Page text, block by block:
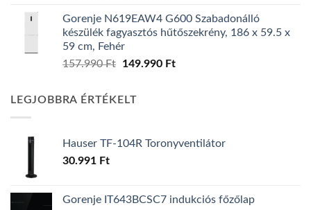
was:
139.990 Ft.
is:
119.990 Ft.
Gorenje N619EAW4 G600 Szabadonálló
készülék fagyasztós hűtőszekrény, 186 x 59.5 x
59 cm, Fehér
157.990Ft
Original
157.990 Ft.
149.990 FtCurrent
LEGJOBBRA ÉRTÉKELT
Hauser TF-104R Toronyventilátor
30.991 Ft
Gorenje IT643BCSC7 indukciós főzőlap